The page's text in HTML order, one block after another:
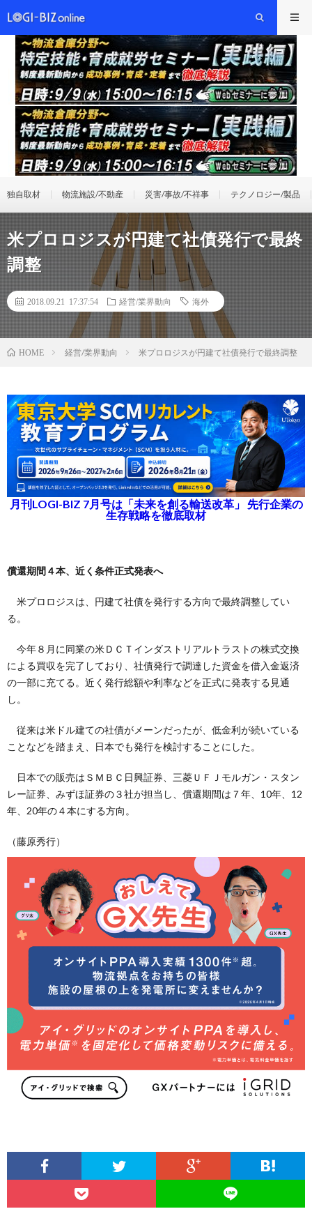
独自取材 物流施設/不動産 災害/事故/不祥事 テクノロジー/製品
米プロロジスが円建て社債発行で最終
調整
2018.09.21 17:37:54 経営/業界動向 海外
HOME 経営/業界動向 米プロロジスが円建て社債発行で最終調整
月刊LOGI-BIZ 7月号は「未来を創る輸送改革」 先行企業の
生存戦略を徹底取材
償還期間４本、近く条件正式発表へ
米プロロジスは、円建て社債を発行する方向で最終調整してい
る。
今年８月に同業の米ＤＣＴインダストリアルトラストの株式交換
による買収を完了しており、社債発行で調達した資金を借入金返済
の一部に充てる。近く発行総額や利率などを正式に発表する見通
し。
従来は米ドル建ての社債がメーンだったが、低金利が続いている
ことなどを踏まえ、日本でも発行を検討することにした。
日本での販売はＳＭＢＣ日興証券、三菱ＵＦＪモルガン・スタン
レー証券、みずほ証券の３社が担当し、償還期間は７年、10年、12
年、20年の４本にする方向。
（藤原秀行）